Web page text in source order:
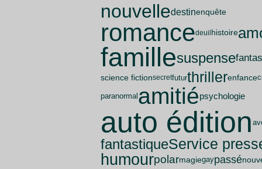
nouvelledestinenquête
romancedeuil histoire
famillesuspense
science fictionsecretfuturthrillerenfance
paranormal amitiépsychologie
auto édition
fantastiqueService
humourpolarmagiegaypassé